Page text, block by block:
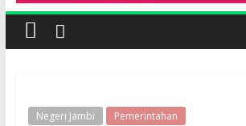
Negeri Jambi Pemerintahan